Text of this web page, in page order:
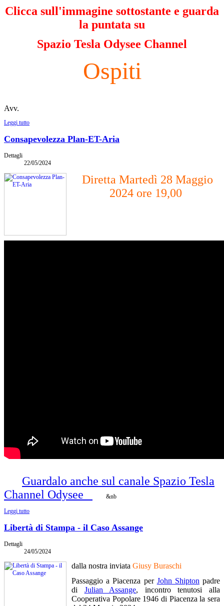
Clicca sull'immagine sottostante e guarda
la puntata su
Spazio Tesla Odysee Channel
Ospiti
Avv.
Leggi tutto
Consapevolezza Plan-ET-Aria
Dettagli
22/05/2024
Diretta Martedì 28 Maggio
2024 ore 19,00
Guardalo anche sul canale Spazio Tesla
Channel Odysee
&nb
Leggi tutto
Libertà di Stampa - il Caso Assange
Dettagli
24/05/2024
dalla nostra inviata Giusy Buraschi
Passaggio a Piacenza per John Shipton padre
di Julian Assange, incontro tenutosi alla
Cooperativa Popolare 1946 di Piacenza la sera